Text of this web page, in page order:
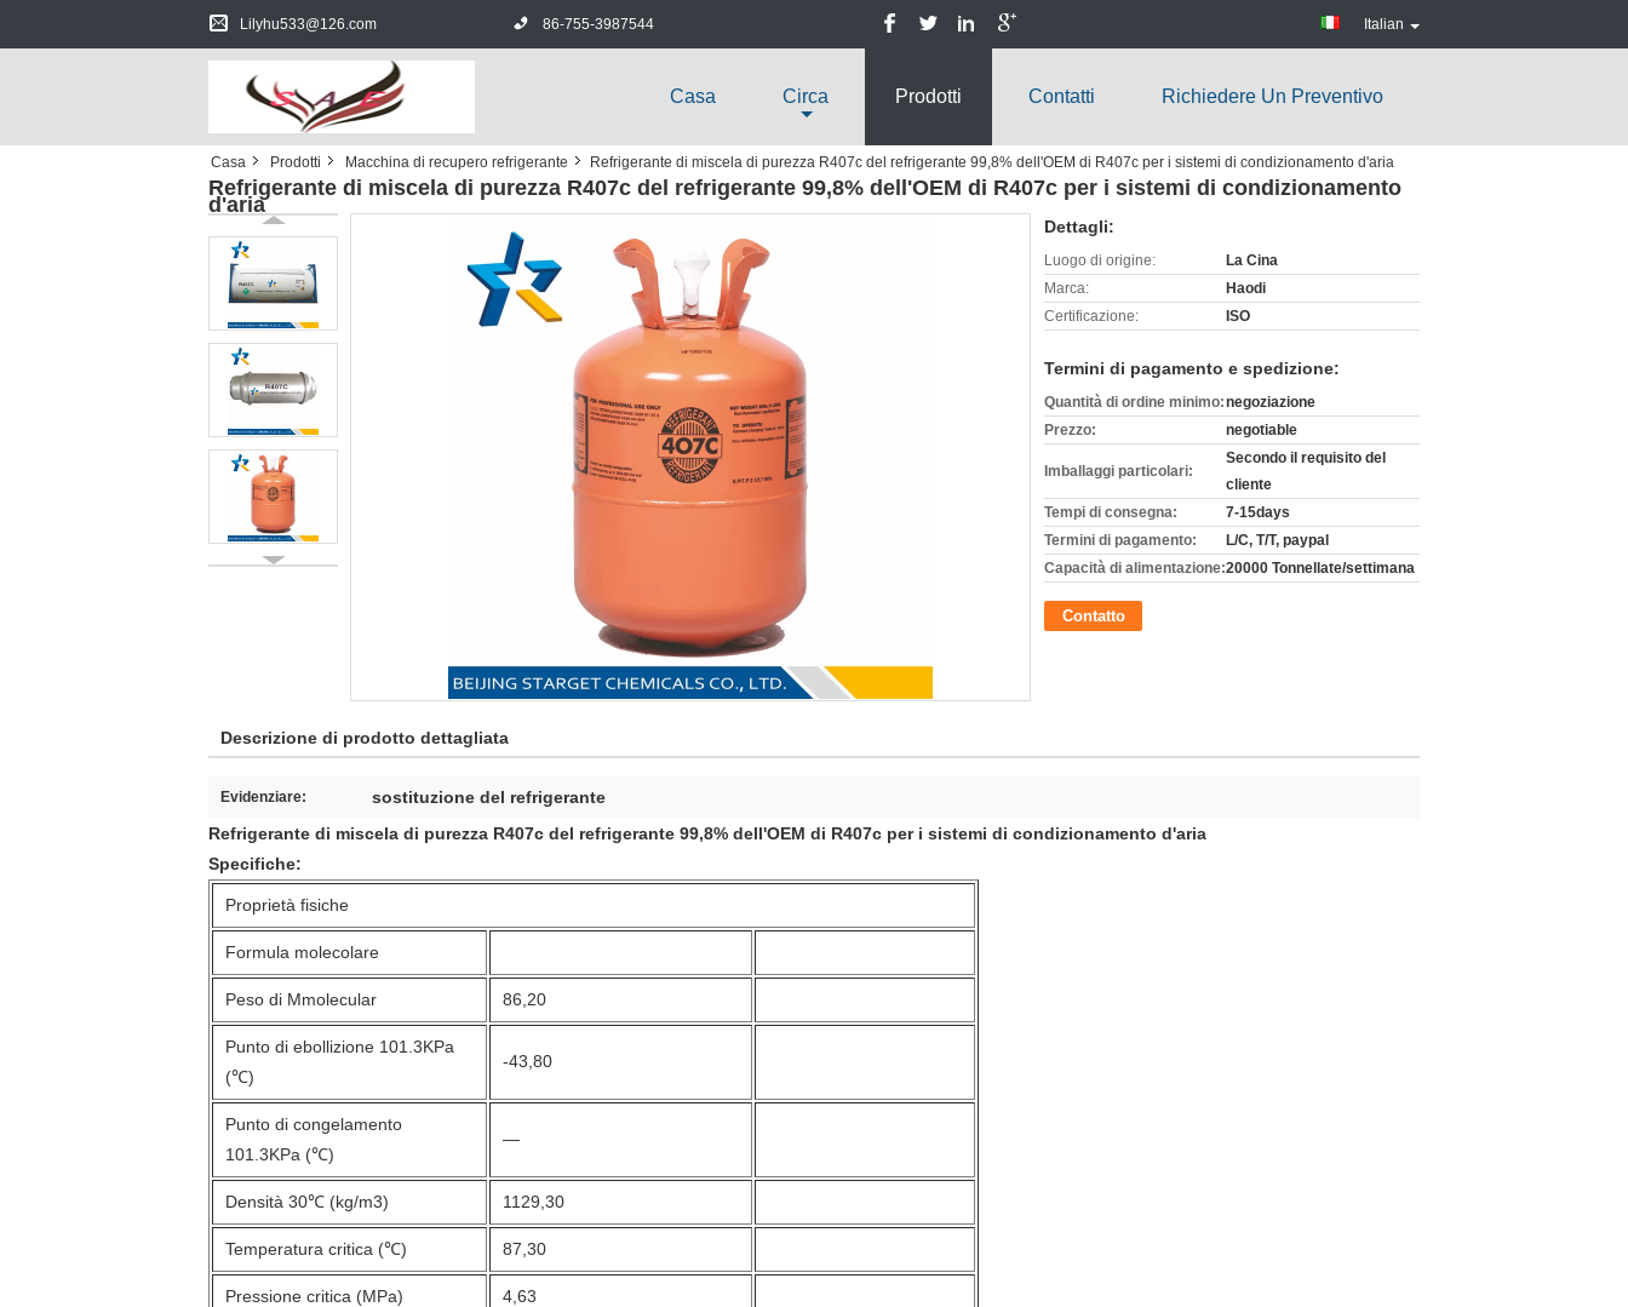
Lilyhu533@126.com 86-755-3987544 Italian
Casa Circa Prodotti Contatti Richiedere Un Preventivo
Casa Prodotti Macchina di recupero refrigerante Refrigerante di miscela di purezza R407c del refrigerante 99,8% dell'OEM di R407c per i sistemi di condizionamento d'aria
Refrigerante di miscela di purezza R407c del refrigerante 99,8% dell'OEM di R407c per i sistemi di condizionamento
d'aria
Dettagli:
Luogo di origine:
La Cina
Marca:
Haodi
Certificazione:
ISO
Termini di pagamento e spedizione:
Quantità di ordine minimo:negoziazione
Prezzo:
negotiable
Imballaggi particolari:
Secondo il requisito del
cliente
Tempi di consegna:
7-15days
Termini di pagamento:
L/C, T/T, paypal
Capacità di alimentazione:20000 Tonnellate/settimana
Contatto
Descrizione di prodotto dettagliata
Evidenziare:
sostituzione del refrigerante
Refrigerante di miscela di purezza R407c del refrigerante 99,8% dell'OEM di R407c per i sistemi di condizionamento d'aria
Specifiche:
Proprietà fisiche
Formula molecolare
Peso di Mmolecular 86,20
Punto di ebollizione 101.3KPa
(℃)
-43,80
Punto di congelamento
101.3KPa (℃)
—
Densità 30℃ (kg/m3) 1129,30
Temperatura critica (℃) 87,30
Pressione critica (MPa) 4,63